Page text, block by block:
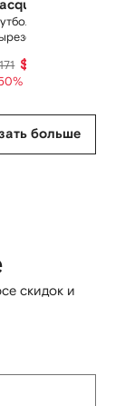
с круглым
$85
больше
скидок и